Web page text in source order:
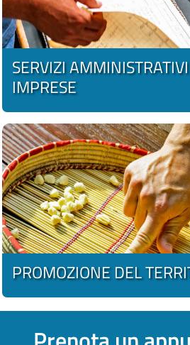
SERVIZI
IMPRESE
PROMOZIONE DEL